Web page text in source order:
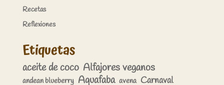
Recetas
Reflexiones
Etiquetas
aceite de coco Alfajores veganos
andean blueberry Aquafaba avena Carnaval